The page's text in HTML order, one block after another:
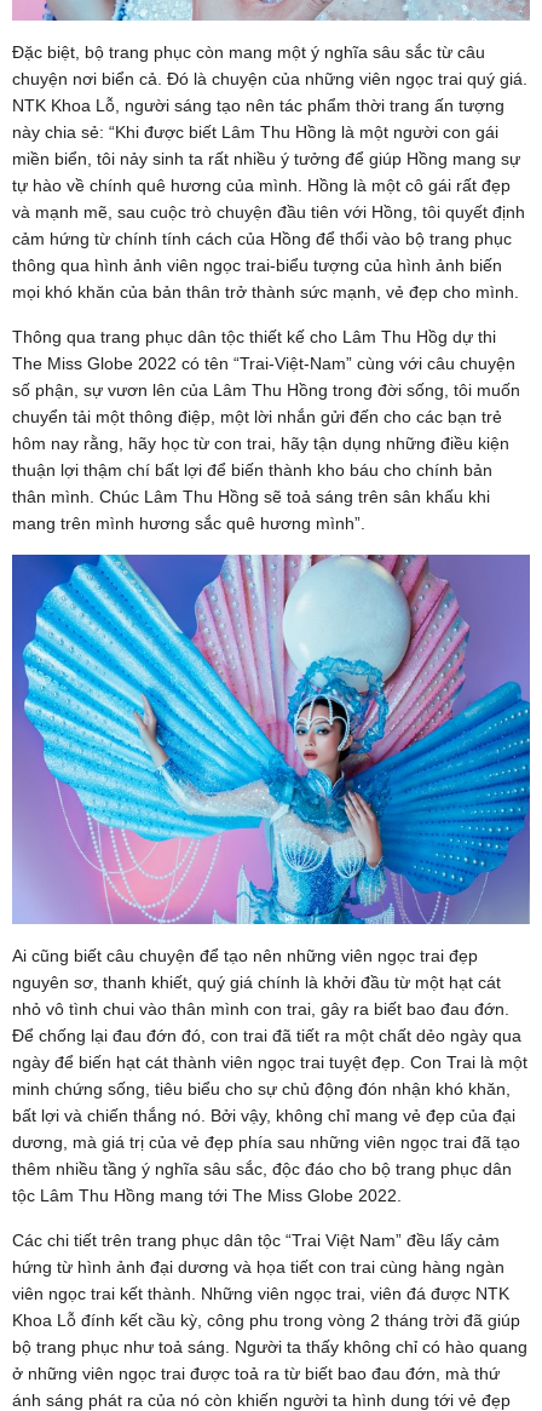
Đặc biệt, bộ trang phục còn mang một ý nghĩa sâu sắc từ câu
chuyện nơi biển cả. Đó là chuyện của những viên ngọc trai quý giá.
NTK Khoa Lỗ, người sáng tạo nên tác phẩm thời trang ấn tượng
này chia sẻ: “Khi được biết Lâm Thu Hồng là một người con gái
miền biển, tôi nảy sinh ta rất nhiều ý tưởng để giúp Hồng mang sự
tự hào về chính quê hương của mình. Hồng là một cô gái rất đẹp
và mạnh mẽ, sau cuộc trò chuyện đầu tiên với Hồng, tôi quyết định
cảm hứng từ chính tính cách của Hồng để thổi vào bộ trang phục
thông qua hình ảnh viên ngọc trai-biểu tượng của hình ảnh biến
mọi khó khăn của bản thân trở thành sức mạnh, vẻ đẹp cho mình.
Thông qua trang phục dân tộc thiết kế cho Lâm Thu Hồg dự thi
The Miss Globe 2022 có tên “Trai-Việt-Nam” cùng với câu chuyện
số phận, sự vươn lên của Lâm Thu Hồng trong đời sống, tôi muốn
chuyển tải một thông điệp, một lời nhắn gửi đến cho các bạn trẻ
hôm nay rằng, hãy học từ con trai, hãy tận dụng những điều kiện
thuận lợi thậm chí bất lợi để biến thành kho báu cho chính bản
thân mình. Chúc Lâm Thu Hồng sẽ toả sáng trên sân khấu khi
mang trên mình hương sắc quê hương mình”.
Ai cũng biết câu chuyện để tạo nên những viên ngọc trai đẹp
nguyên sơ, thanh khiết, quý giá chính là khởi đầu từ một hạt cát
nhỏ vô tình chui vào thân mình con trai, gây ra biết bao đau đớn.
Để chống lại đau đớn đó, con trai đã tiết ra một chất dẻo ngày qua
ngày để biến hạt cát thành viên ngọc trai tuyệt đẹp. Con Trai là một
minh chứng sống, tiêu biểu cho sự chủ động đón nhận khó khăn,
bất lợi và chiến thắng nó. Bởi vậy, không chỉ mang vẻ đẹp của đại
dương, mà giá trị của vẻ đẹp phía sau những viên ngọc trai đã tạo
thêm nhiều tầng ý nghĩa sâu sắc, độc đáo cho bộ trang phục dân
tộc Lâm Thu Hồng mang tới The Miss Globe 2022.
Các chi tiết trên trang phục dân tộc “Trai Việt Nam” đều lấy cảm
hứng từ hình ảnh đại dương và họa tiết con trai cùng hàng ngàn
viên ngọc trai kết thành. Những viên ngọc trai, viên đá được NTK
Khoa Lỗ đính kết cầu kỳ, công phu trong vòng 2 tháng trời đã giúp
bộ trang phục như toả sáng. Người ta thấy không chỉ có hào quang
ở những viên ngọc trai được toả ra từ biết bao đau đớn, mà thứ
ánh sáng phát ra của nó còn khiến người ta hình dung tới vẻ đẹp